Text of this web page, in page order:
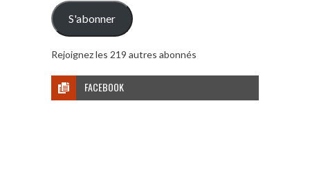
mail
S'abonner
Rejoignez les 219 autres abonnés
FACEBOOK